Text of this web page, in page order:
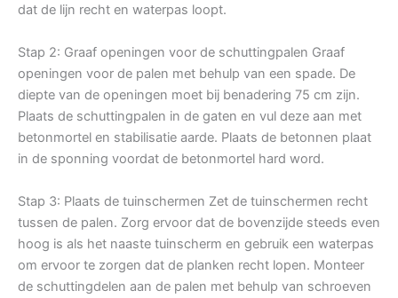
dat de lijn recht en waterpas loopt.
Stap 2: Graaf openingen voor de schuttingpalen Graaf
openingen voor de palen met behulp van een spade. De
diepte van de openingen moet bij benadering 75 cm zijn.
Plaats de schuttingpalen in de gaten en vul deze aan met
betonmortel en stabilisatie aarde. Plaats de betonnen plaat
in de sponning voordat de betonmortel hard word.
Stap 3: Plaats de tuinschermen Zet de tuinschermen recht
tussen de palen. Zorg ervoor dat de bovenzijde steeds even
hoog is als het naaste tuinscherm en gebruik een waterpas
om ervoor te zorgen dat de planken recht lopen. Monteer
de schuttingdelen aan de palen met behulp van schroeven